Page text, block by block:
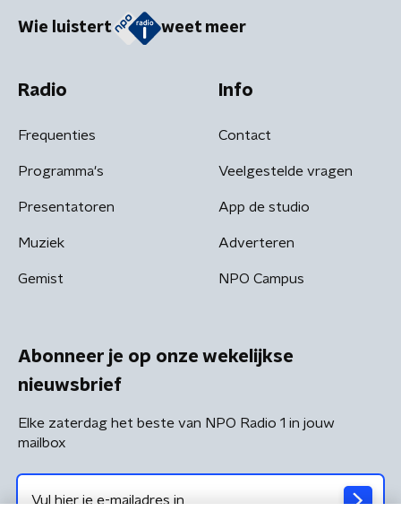
Wie luistert weet meer
Radio
Frequenties
Programma's
Presentatoren
Muziek
Gemist
Info
Contact
Veelgestelde vragen
App de studio
Adverteren
NPO Campus
Abonneer je op onze wekelijkse
nieuwsbrief
Elke zaterdag het beste van NPO Radio 1 in jouw
mailbox